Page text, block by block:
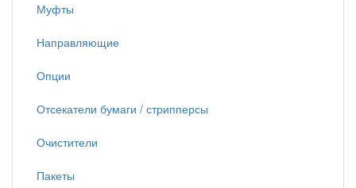
Муфты
Направляющие
Опции
Отсекатели бумаги / стрипперсы
Очистители
Пакеты